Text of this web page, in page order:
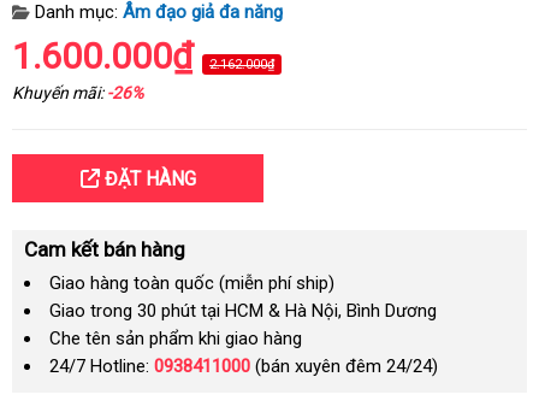
Danh mục: Âm đạo giả đa năng
1.600.000₫ 2.162.000₫
Khuyến mãi:-26%
ĐẶT HÀNG
Cam kết bán hàng
Giao hàng toàn quốc (miễn phí ship)
Giao trong 30 phút tại HCM & Hà Nội, Bình Dương
Che tên sản phẩm khi giao hàng
24/7 Hotline: 0938411000 (bán xuyên đêm 24/24)